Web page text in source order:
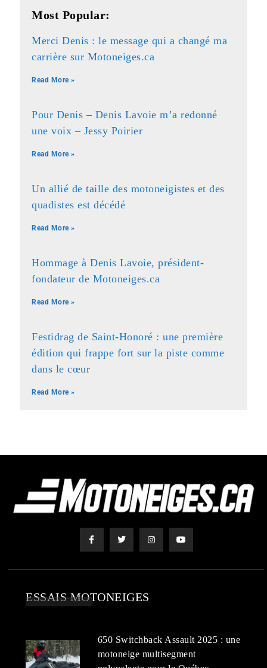
Most Popular:
Merci Denis : le message qui a changé ma
carrière sur Motoneiges.ca
Read More »
Pour Denis – Denis Lavoie m’a redonné
une voix – Jessy Poirier
Read More »
Un allié de taille des motoneigistes et des
quadistes est décédé
Read More »
Hommage à Denis Lavoie, président-
fondateur de Motoneiges.ca
Read More »
Festidrag de Saint-Honoré : une première
édition qui frappe fort sur la piste comme
dans le cœur
Read More »
ESSAIS MOTONEIGES
650 Switchback Assault 2025 : une
motoneige multisegment